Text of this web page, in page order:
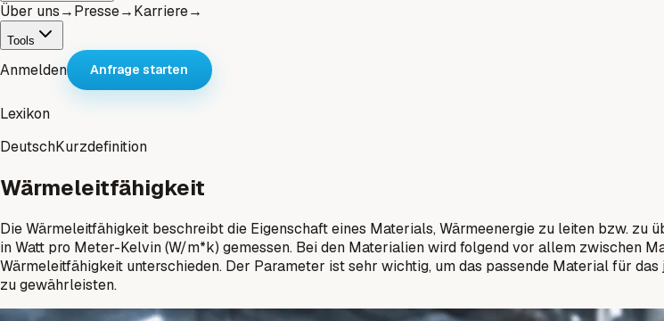
Über uns→Presse→Karriere→
Tools
Anmelden Anfrage starten
Lexikon
DeutschKurzdefinition
Wärmeleitfähigkeit
Die Wärmeleitfähigkeit beschreibt die Eigenschaft eines Materials, Wärmeenergie zu leiten bzw.
in Watt pro Meter-Kelvin (W/m*k) gemessen. Bei den Materialien wird folgend vor allem zwischen
Wärmeleitfähigkeit unterschieden. Der Parameter ist sehr wichtig, um das passende Material für
zu gewährleisten.